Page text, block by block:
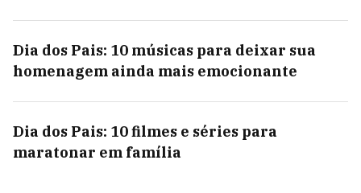
Dia dos Pais: 10 músicas para deixar sua
homenagem ainda mais emocionante
Dia dos Pais: 10 filmes e séries para
maratonar em família